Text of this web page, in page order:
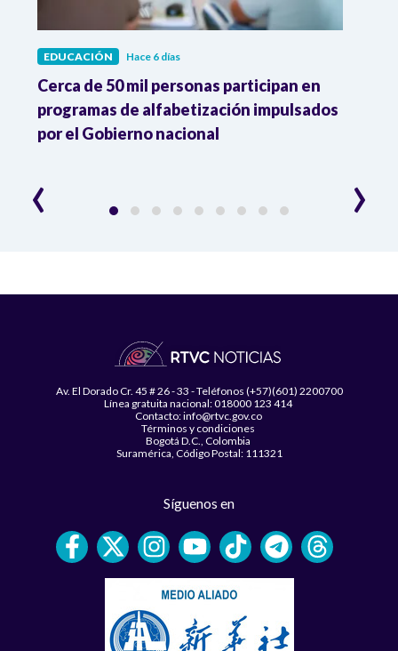
EDUCACIÓN Hace 6 días
Cerca de 50 mil personas participan en
programas de alfabetización impulsados
por el Gobierno nacional
‹ ›
Av. El Dorado Cr. 45 # 26 - 33 - Teléfonos (+57)(601) 2200700
Línea gratuita nacional: 018000 123 414
Contacto: info@rtvc.gov.co
Términos y condiciones
Bogotá D.C., Colombia
Suramérica, Código Postal: 111321
Síguenos en